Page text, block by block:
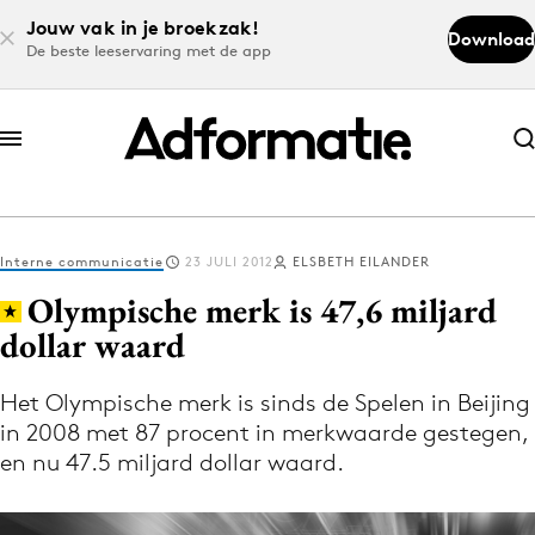
Jouw vak in je broekzak!
De beste leeservaring met de app
Download
Abonneer nu
Abonneer nu
Log in
Volg het laatste nieuws via de Adformatie
Nieuws app
Interne communicatie 23 JULI 2012 ELSBETH EILANDER
Olympische merk is 47,6 miljard
dollar waard
Het Olympische merk is sinds de Spelen in Beijing
in 2008 met 87 procent in merkwaarde gestegen,
en nu 47.5 miljard dollar waard.